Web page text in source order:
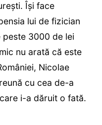
Își face
lui de fizician
peste 3000 de lei
nu arată că este
Nicolae
cu cea de-a
i-a dăruit o fată.